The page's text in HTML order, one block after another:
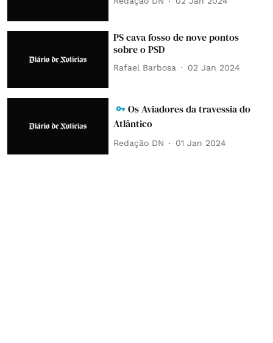
PS cava fosso de nove pontos
sobre o PSD
Rafael Barbosa 02 Jan 2024
Os Aviadores da travessia do
Atlântico
Redação DN 01 Jan 2024